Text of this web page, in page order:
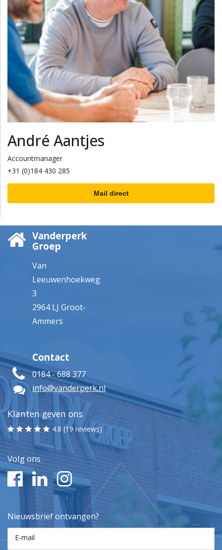
André Aantjes
Accountmanager
+31 (0)184 430 285
Mail direct
Vanderperk
Groep
Van
Leeuwenhoekweg
3
2964 LJ Groot-
Ammers
Contact
0184 - 688 377
info@vanderperk.nl
Klanten geven ons
4.8 (19 reviews)
Volg ons
Nieuwsbrief ontvangen?
E-mail